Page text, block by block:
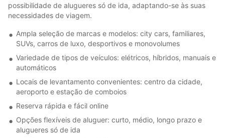
possibilidade de alugueres só de ida, adaptando-se às suas
necessidades de viagem.
Ampla seleção de marcas e modelos: city cars, familiares,
SUVs, carros de luxo, desportivos e monovolumes
Variedade de tipos de veículos: elétricos, híbridos, manuais e
automáticos
Locais de levantamento convenientes: centro da cidade,
aeroporto e estação de comboios
Reserva rápida e fácil online
Opções flexíveis de aluguer: curto, médio, longo prazo e
alugueres só de ida